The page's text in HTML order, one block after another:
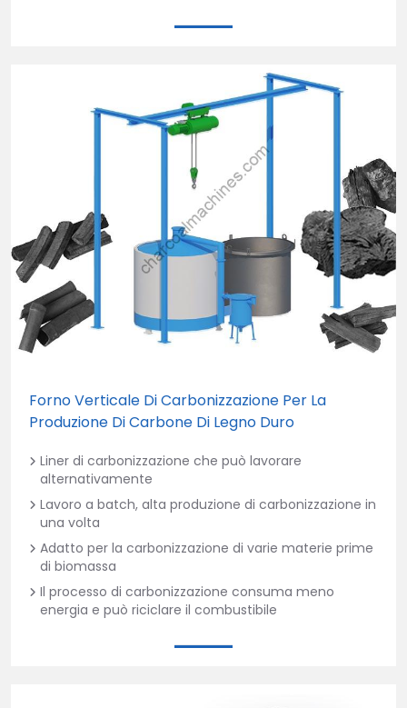
Forno Verticale Di Carbonizzazione Per La
Produzione Di Carbone Di Legno Duro
Liner di carbonizzazione che può lavorare
alternativamente
Lavoro a batch, alta produzione di carbonizzazione in
una volta
Adatto per la carbonizzazione di varie materie prime
di biomassa
Il processo di carbonizzazione consuma meno
energia e può riciclare il combustibile